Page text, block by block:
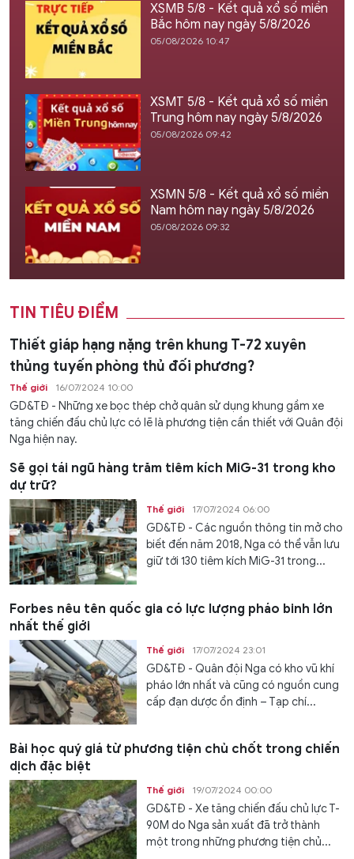
XSMB 5/8 - Kết quả xổ số miền
Bắc hôm nay ngày 5/8/2026
05/08/2026 10:47
XSMT 5/8 - Kết quả xổ số miền
Trung hôm nay ngày 5/8/2026
05/08/2026 09:42
XSMN 5/8 - Kết quả xổ số miền
Nam hôm nay ngày 5/8/2026
05/08/2026 09:32
TIN TIÊU ĐIỂM
Thiết giáp hạng nặng trên khung T-72 xuyên
thủng tuyến phòng thủ đối phương?
Thế giới 16/07/2024 10:00
GD&TĐ - Những xe bọc thép chở quân sử dụng khung gầm xe
tăng chiến đấu chủ lực có lẽ là phương tiện cần thiết với Quân đội
Nga hiện nay.
Sẽ gọi tái ngũ hàng trăm tiêm kích MiG-31 trong kho
dự trữ?
Thế giới 17/07/2024 06:00
GD&TĐ - Các nguồn thông tin mở cho
biết đến năm 2018, Nga có thể vẫn lưu
giữ tới 130 tiêm kích MiG-31 trong...
Forbes nêu tên quốc gia có lực lượng pháo binh lớn
nhất thế giới
Thế giới 17/07/2024 23:01
GD&TĐ - Quân đội Nga có kho vũ khí
pháo lớn nhất và cũng có nguồn cung
cấp đạn dược ổn định – Tạp chí...
Bài học quý giá từ phương tiện chủ chốt trong chiến
dịch đặc biệt
Thế giới 19/07/2024 00:00
GD&TĐ - Xe tăng chiến đấu chủ lực T-
90M do Nga sản xuất đã trở thành
một trong những phương tiện chủ...